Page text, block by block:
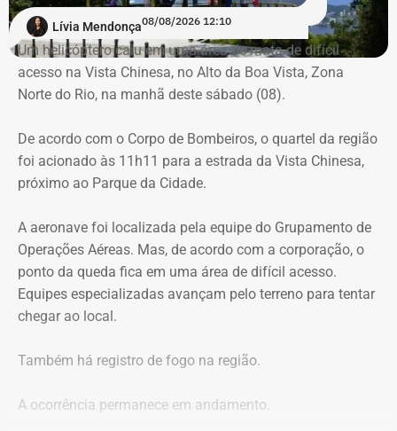
criança de 2 anos — Foto: Reprodução.
O pedido de Búzios à Justiça
Em caráter urgente, antes da apresentação da defesa das
empresas, a prefeitura solicitou:
Preservação integral dos registros dos nove perfis;
Identificação de anunciantes e financiadores;
Retirada das publicações relacionadas no processo;
Para dar apoio às buscas do Corpo de Bombeiros, o
ICMBio informou que um pequeno e restrito trecho da
Estrada da Vista Chinesa, em frente ao pagode chinês da
Vista Chinesa, foi interditado. A Vista Chinesa fica dentro
do Parque Nacional da Tijuca
Lívia Mendonça08/08/2026 12:10
Um helicóptero caiu em uma área de mata de difícil
acesso na Vista Chinesa, no Alto da Boa Vista, Zona
Norte do Rio, na manhã deste sábado (08).
De acordo com o Corpo de Bombeiros, o quartel da região
foi acionado às 11h11 para a estrada da Vista Chinesa,
próximo ao Parque da Cidade.
A aeronave foi localizada pela equipe do Grupamento de
Operações Aéreas. Mas, de acordo com a corporação, o
ponto da queda fica em uma área de difícil acesso.
Equipes especializadas avançam pelo terreno para tentar
chegar ao local.
Também há registro de fogo na região.
A ocorrência permanece em andamento.